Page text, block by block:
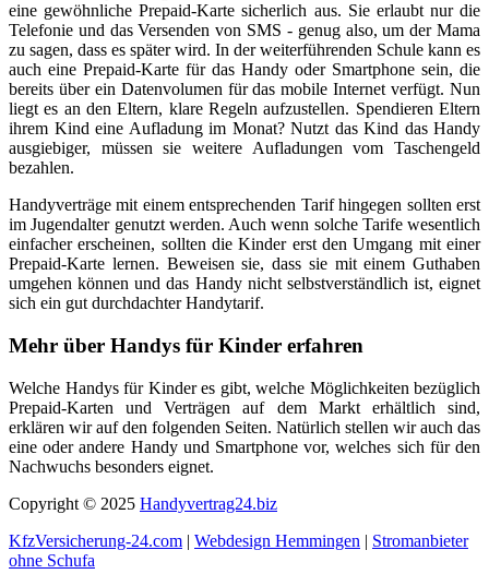
eine gewöhnliche Prepaid-Karte sicherlich aus. Sie erlaubt nur die
Telefonie und das Versenden von SMS - genug also, um der Mama
zu sagen, dass es später wird. In der weiterführenden Schule kann es
auch eine Prepaid-Karte für das Handy oder Smartphone sein, die
bereits über ein Datenvolumen für das mobile Internet verfügt. Nun
liegt es an den Eltern, klare Regeln aufzustellen. Spendieren Eltern
ihrem Kind eine Aufladung im Monat? Nutzt das Kind das Handy
ausgiebiger, müssen sie weitere Aufladungen vom Taschengeld
bezahlen.
Handyverträge mit einem entsprechenden Tarif hingegen sollten erst
im Jugendalter genutzt werden. Auch wenn solche Tarife wesentlich
einfacher erscheinen, sollten die Kinder erst den Umgang mit einer
Prepaid-Karte lernen. Beweisen sie, dass sie mit einem Guthaben
umgehen können und das Handy nicht selbstverständlich ist, eignet
sich ein gut durchdachter Handytarif.
Mehr über Handys für Kinder erfahren
Welche Handys für Kinder es gibt, welche Möglichkeiten bezüglich
Prepaid-Karten und Verträgen auf dem Markt erhältlich sind,
erklären wir auf den folgenden Seiten. Natürlich stellen wir auch das
eine oder andere Handy und Smartphone vor, welches sich für den
Nachwuchs besonders eignet.
Copyright © 2025 Handyvertrag24.biz
KfzVersicherung-24.com | Webdesign Hemmingen | Stromanbieter
ohne Schufa